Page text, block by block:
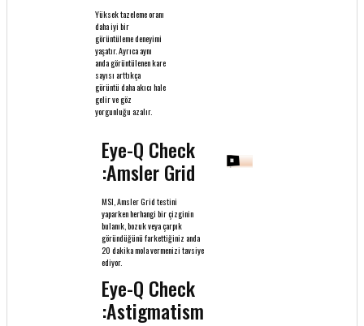
Yüksek tazeleme oranı
daha iyi bir
görüntüleme deneyimi
yaşatır. Ayrıca aynı
anda görüntülenen kare
sayısı arttıkça
görüntü daha akıcı hale
gelir ve göz
yorgunluğu azalır.
Eye-Q Check
:Amsler Grid
MSI, Amsler Grid testini
yaparken herhangi bir çizginin
bulanık, bozuk veya çarpık
göründüğünü farkettiğiniz anda
20 dakika mola vermenizi tavsiye
ediyor.
Eye-Q Check
:Astigmatism